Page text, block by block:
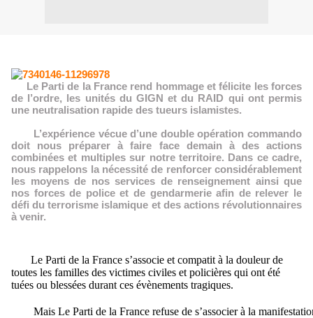
Le Parti de la France rend hommage et félicite les forces
de l’ordre, les unités du GIGN et du RAID qui ont permis
une neutralisation rapide des tueurs islamistes.
L’expérience vécue d’une double opération commando
doit nous préparer à faire face demain à des actions
combinées et multiples sur notre territoire. Dans ce cadre,
nous rappelons la nécessité de renforcer considérablement
les moyens de nos services de renseignement ainsi que
nos forces de police et de gendarmerie afin de relever le
défi du terrorisme islamique et des actions révolutionnaires
à venir.
Le Parti de la France s’associe et compatit à la douleur de
toutes les familles des victimes civiles et policières qui ont été
tuées ou blessées durant ces évènements tragiques.
Mais Le Parti de la France refuse de s’associer à la